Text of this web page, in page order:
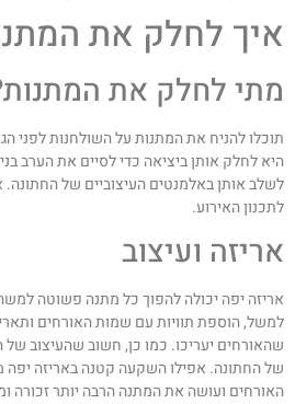
לחלק את
לחלק את המתנות?
להניח את המתנות על השולחנות לפני
לחלק אותן ביציאה כדי לסיים את הערב
אותן באלמנטים העיצוביים של החתונה.
האירוע.
ועיצוב
יפה יכולה להפוך כל מתנה פשוטה למשהו
הוספת תוויות עם שמות האורחים ותאריך
יעריכו. כמו כן, חשוב שהעיצוב של
החתונה. אפילו השקעה קטנה באריזה יפה
ועושה את המתנה הרבה יותר זכורה